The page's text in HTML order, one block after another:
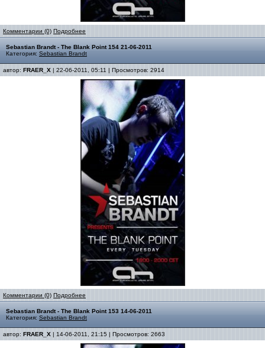
Комментарии (0) Подробнее
Sebastian Brandt - The Blank Point 154 21-06-2011
Категория: Sebastian Brandt
автор: FRAER_X | 22-06-2011, 05:11 | Просмотров: 2914
Комментарии (0) Подробнее
Sebastian Brandt - The Blank Point 153 14-06-2011
Категория: Sebastian Brandt
автор: FRAER_X | 14-06-2011, 21:15 | Просмотров: 2663